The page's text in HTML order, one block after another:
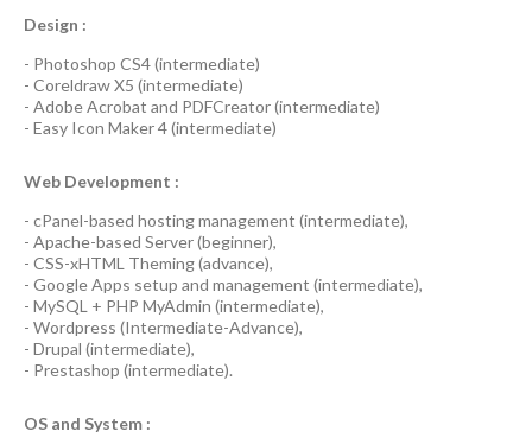
Design :
- Photoshop CS4(intermediate)
- Coreldraw X5 (intermediate)
- Adobe Acrobat and PDFCreator(intermediate)
- Easy Icon Maker 4(intermediate)
Web Development :
- cPanel-based hosting management (intermediate),
- Apache-based Server(beginner),
- CSS-xHTML Theming(advance),
- Google Apps setup and management (intermediate),
- MySQL + PHP MyAdmin (intermediate),
- Wordpress (Intermediate-Advance),
- Drupal (intermediate),
- Prestashop (intermediate).
OS and System :